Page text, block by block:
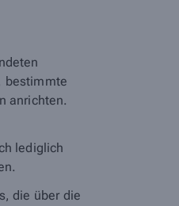
bestimmte
anrichten.
lediglich
die über die